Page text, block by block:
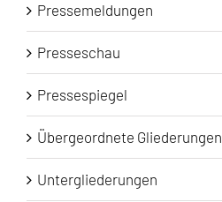
Pressemeldungen
Presseschau
Pressespiegel
Übergeordnete Gliederungen
Untergliederungen